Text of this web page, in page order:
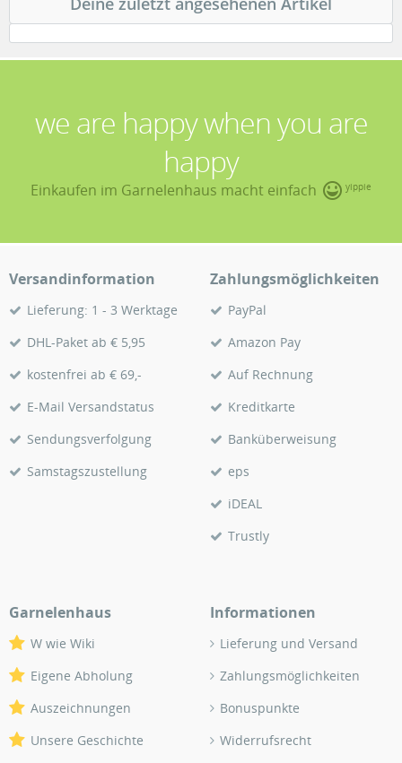
we are happy when you are
happy
Einkaufen im Garnelenhaus macht einfach yippie
Versandinformation
Lieferung: 1 - 3 Werktage
DHL-Paket ab € 5,95
kostenfrei ab € 69,-
E-Mail Versandstatus
Sendungsverfolgung
Samstagszustellung
Zahlungsmöglichkeiten
PayPal
Amazon Pay
Auf Rechnung
Kreditkarte
Banküberweisung
eps
iDEAL
Trustly
Garnelenhaus
W wie Wiki
Eigene Abholung
Auszeichnungen
Unsere Geschichte
Informationen
Lieferung und Versand
Zahlungsmöglichkeiten
Bonuspunkte
Widerrufsrecht